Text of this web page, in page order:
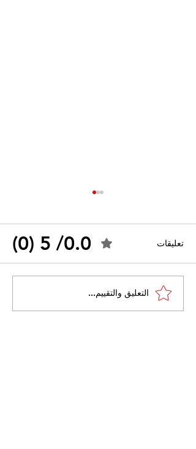
القضاء الإداري يقضي بحل
نقابة "كنابست"
تعليقات 0.0/ 5 (0)
التعليق والتقييم...